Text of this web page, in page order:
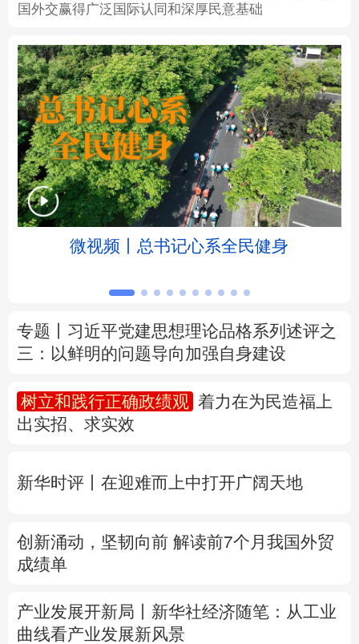
文化产业
地方频道
北京 天津 河北 山西
辽宁 吉林 上海 江苏
广东 广西 海南
四川 贵州 云南 西藏
陕西 甘肃
新疆 内蒙古 黑龙江
多语种频道
Русский язык
国外交赢得广泛国际认同和深厚民意基础
微视频丨总书记心系全民健身
专题丨 习近平党建思想理论品格系列述评之
三：以鲜明的问题导向加强自身建设
树立和践行正确政绩观
着力在为民造福上
出实招、求实效
新华时评丨在迎难而上中打开广阔天地
创新涌动，坚韧向前 解读前7个月我国外贸
成绩单
产业发展开新局丨 新华社经济随笔：从工业
曲线看产业发展新风景